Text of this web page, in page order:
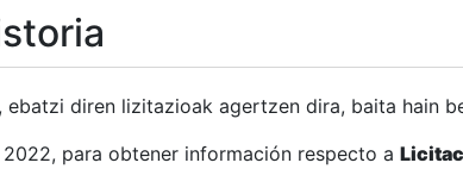
ebatzi diren lizitazioak agertzen dira, baita hain
para obtener información respecto a